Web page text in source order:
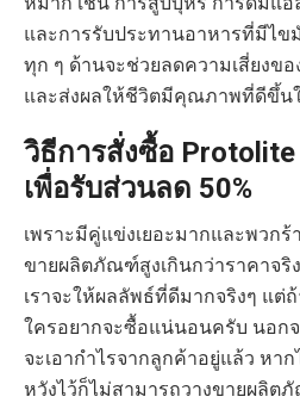
และการรับประทานอาหารที่มีไ
ทุก ๆ ด้านจะช่วยลดความเสี่ยงข
และส่งผลให้ชีวิตมีคุณภาพที่ดีขึ้น
วิธีการสั่งซื้อ
เพื่อรับส่วนลด 50%
เพราะมีคู่แข่งเยอะมากและพวก
ขายผลิตภัณฑ์สูงเกินกว่าราคาจริ
เราจะให้ผลลัพธ์ที่ดีมากจริงๆ แต่
ใครอยากจะซื้อแน่นอนครับ นอก
จะเอากำไรจากลูกค้าอยู่แล้ว หา
หวังไว้ก็ไม่สามารถวางขายผลิต